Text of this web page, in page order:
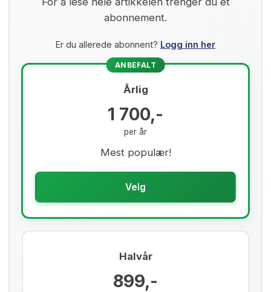
abonnement.
Er du allerede abonnent? Logg inn her
ANBEFALT
Årlig
1 700,-
per år
Mest populær!
Velg
Halvår
899,-